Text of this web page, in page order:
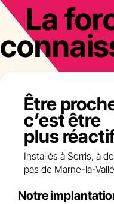
La
Être
c’est être
plus
Installés à Serris, à
pas de Marne-la-
Notre